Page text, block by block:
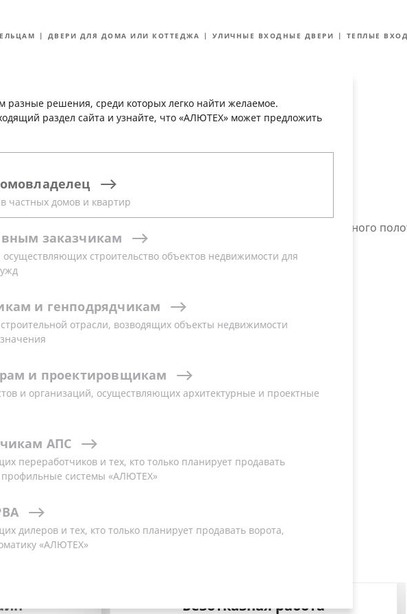
разные решения, среди которых легко найти желаемое.
раздел сайта и узнайте, что «АЛЮТЕХ» может предложить
частных домов и квартир
заказчикам
строительство объектов недвижимости для
и генподрядчикам
отрасли, возводящих объекты недвижимости
и проектировщикам
и организаций, осуществляющих архитектурные и проектные
АПС
переработчиков и тех, кто только планирует продавать
системы «АЛЮТЕХ»
дилеров и тех, кто только планирует продавать ворота,
«АЛЮТЕХ»
ДВЕРИ ДЛЯ ДОМА ИЛИ КОТТЕДЖА УЛИЧНЫЕ ВХОДНЫЕ ДВЕРИ ТЕПЛЫЕ
решение
состоят из алюминиевой коробки (рамы) и композиционного
энергоэффективность.
работа Замки премиум-класса